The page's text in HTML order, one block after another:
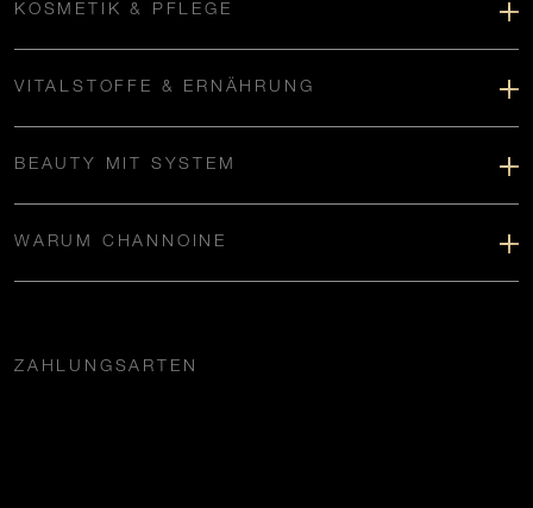
KOSMETIK & PFLEGE
VITALSTOFFE & ERNÄHRUNG
BEAUTY MIT SYSTEM
WARUM CHANNOINE
ZAHLUNGSARTEN